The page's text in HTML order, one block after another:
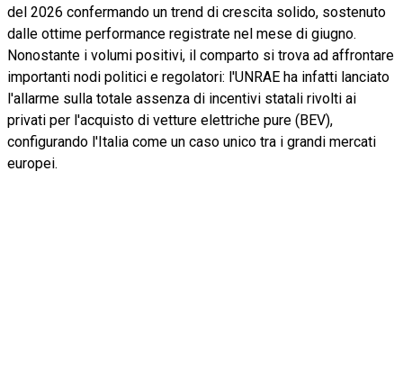
del 2026 confermando un trend di crescita solido, sostenuto
dalle ottime performance registrate nel mese di giugno.
Nonostante i volumi positivi, il comparto si trova ad affrontare
importanti nodi politici e regolatori: l'UNRAE ha infatti lanciato
l'allarme sulla totale assenza di incentivi statali rivolti ai
privati per l'acquisto di vetture elettriche pure (BEV),
configurando l'Italia come un caso unico tra i grandi mercati
europei.